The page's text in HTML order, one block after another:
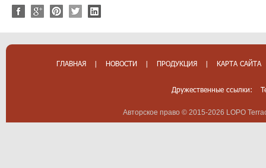
ГЛАВНАЯ | НОВОСТИ | ПРОДУКЦИЯ | КАРТА САЙТА
Дружественные ссылки:
Авторское право © 2015-2026 LOPO